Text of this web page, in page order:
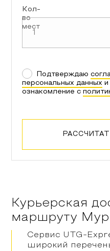
Кол-
во
мест
Подтверждаю
персональных данных и
ознакомление с
Курьерская
маршруту
Сервис UTG-
широкий